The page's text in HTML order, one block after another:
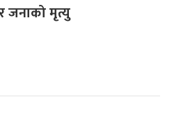
जनाको मृत्यु